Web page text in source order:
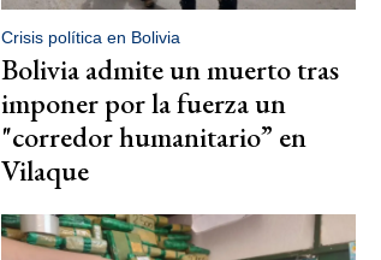
Crisis política en Bolivia
Bolivia admite un muerto tras
imponer por la fuerza un
"corredor humanitario” en
Vilaque